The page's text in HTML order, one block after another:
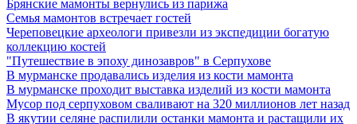
Брянские мамонты вернулись из парижа
Семья мамонтов встречает гостей
Череповецкие археологи привезли из экспедиции богатую
коллекцию костей
"Путешествие в эпоху динозавров" в Серпухове
В мурманске продавались изделия из кости мамонта
В мурманске проходит выставка изделий из кости мамонта
Мусор под cерпуховом сваливают на 320 миллионов лет назад
В якутии селяне распилили останки мамонта и растащили их